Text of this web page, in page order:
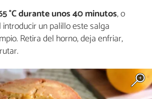
°C durante unos 40 minutos, o
un palillo este salga
Retira del horno, deja enfriar,